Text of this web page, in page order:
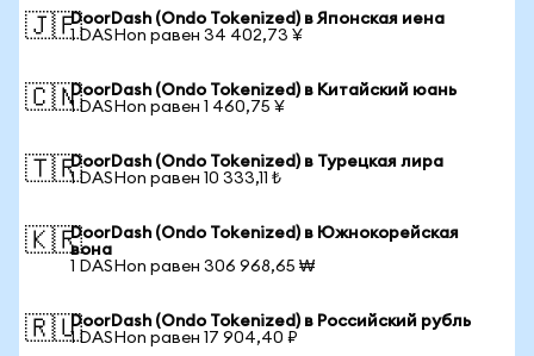
🇯🇵DoorDash (Ondo Tokenized) в Японская иена
1 DASHon равен 34 402,73 ¥
🇨🇳DoorDash (Ondo Tokenized) в Китайский юань
1 DASHon равен 1 460,75 ¥
🇹🇷DoorDash (Ondo Tokenized) в Турецкая лира
1 DASHon равен 10 333,11 ₺
🇰🇷DoorDash (Ondo Tokenized) в Южнокорейская
вона
1 DASHon равен 306 968,65 ₩
🇷🇺DoorDash (Ondo Tokenized) в Российский рубль
1 DASHon равен 17 904,40 ₽